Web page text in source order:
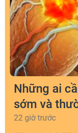
Những ai
sớm và
22 giờ trước